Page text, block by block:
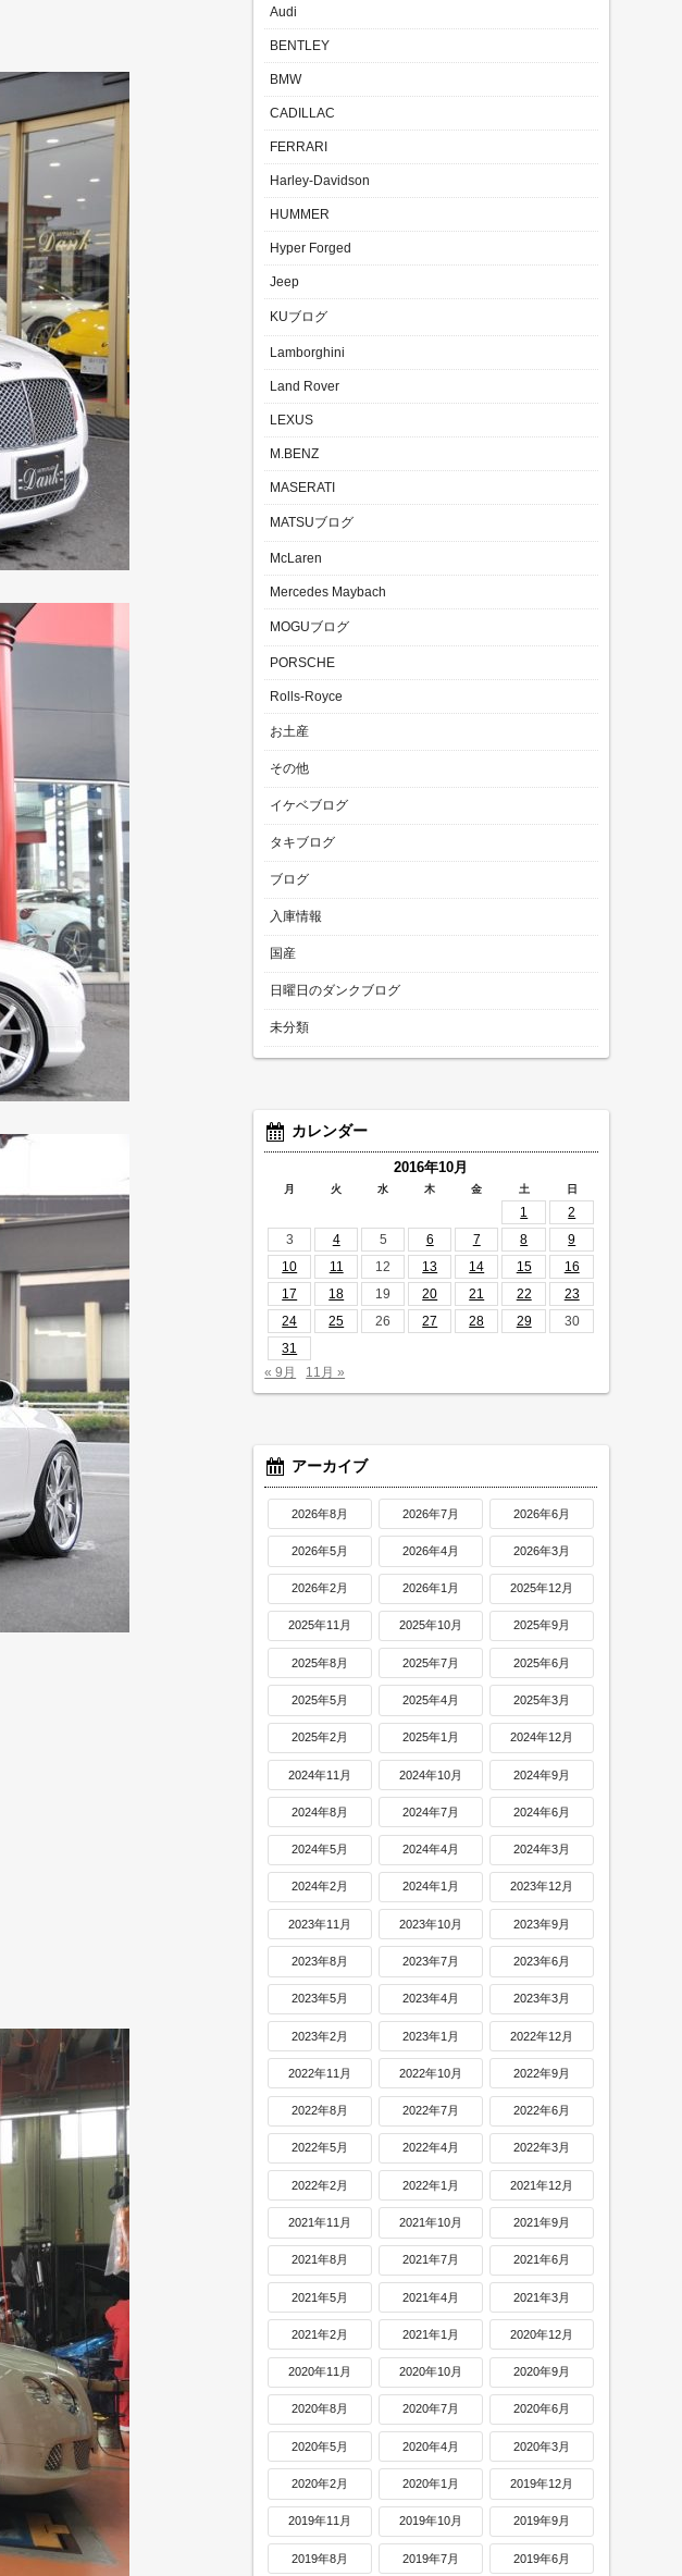
Audi
BENTLEY
BMW
CADILLAC
FERRARI
Harley-Davidson
HUMMER
Hyper Forged
Jeep
KUブログ
Lamborghini
Land Rover
LEXUS
M.BENZ
MASERATI
MATSUブログ
McLaren
Mercedes Maybach
MOGUブログ
PORSCHE
Rolls-Royce
お土産
その他
イケベブログ
タキブログ
ブログ
入庫情報
国産
日曜日のダンクブログ
未分類
カレンダー
2016年10月
月 火 水 木 金 土 日
1
2
3
4 5 6 7 8
9
10
11 12 13 14 15
16
17
18 19 20 21 22
23
24
25 26 27 28 29
30
31
« 9月
11月 »
アーカイブ
2026年8月 2026年7月 2026年6月
2026年5月 2026年4月 2026年3月
2026年2月 2026年1月 2025年12月
2025年11月 2025年10月 2025年9月
2025年8月 2025年7月 2025年6月
2025年5月 2025年4月 2025年3月
2025年2月 2025年1月 2024年12月
2024年11月 2024年10月 2024年9月
2024年8月 2024年7月 2024年6月
2024年5月 2024年4月 2024年3月
2024年2月 2024年1月 2023年12月
2023年11月 2023年10月 2023年9月
2023年8月 2023年7月 2023年6月
2023年5月 2023年4月 2023年3月
2023年2月 2023年1月 2022年12月
2022年11月 2022年10月 2022年9月
2022年8月 2022年7月 2022年6月
2022年5月 2022年4月 2022年3月
2022年2月 2022年1月 2021年12月
2021年11月 2021年10月 2021年9月
2021年8月 2021年7月 2021年6月
2021年5月 2021年4月 2021年3月
2021年2月 2021年1月 2020年12月
2020年11月 2020年10月 2020年9月
2020年8月 2020年7月 2020年6月
2020年5月 2020年4月 2020年3月
2020年2月 2020年1月 2019年12月
2019年11月 2019年10月 2019年9月
2019年8月 2019年7月 2019年6月